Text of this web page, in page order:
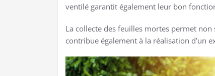
ventilé garantit également leur bon
La collecte des feuilles mortes permet
contribue également à la réalisation d’un